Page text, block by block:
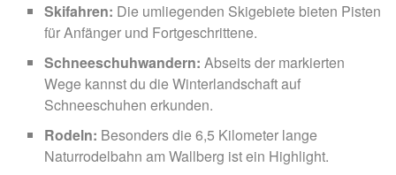
Skifahren: Die umliegenden Skigebiete bieten Pisten
für Anfänger und Fortgeschrittene.
Schneeschuhwandern: Abseits der markierten
Wege kannst du die Winterlandschaft auf
Schneeschuhen erkunden.
Rodeln: Besonders die 6,5 Kilometer lange
Naturrodelbahn am Wallberg ist ein Highlight.